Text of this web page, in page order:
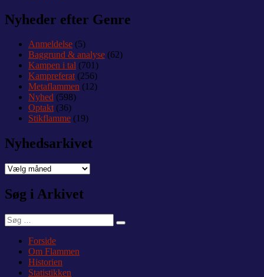
Nyheder efter Genre
Anmeldelse (5)
Baggrund & analyse (62)
Kampen i tal (701)
Kampreferat(256)
Metaflammen (12)
Nyhed (598)
Optakt(36)
Stikflamme (19)
Nyhedsarkivet
Nyhedsarkivet
Søg i Arkivet
Søg
efter:
Søg
Forside
Om Flammen
Historien
Statistikken